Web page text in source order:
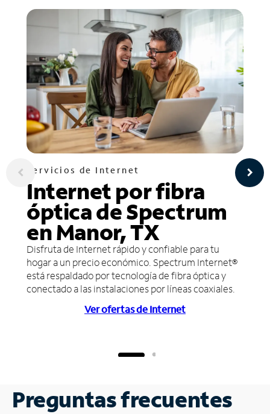
Servicios de Internet
Internet por fibra
óptica de Spectrum
en Manor, TX
Disfruta de Internet rápido y confiable para tu
hogar a un precio económico. Spectrum Internet®
está respaldado por tecnología de fibra óptica y
conectado a las instalaciones por líneas coaxiales.
Ver ofertas de Internet
Preguntas frecuentes